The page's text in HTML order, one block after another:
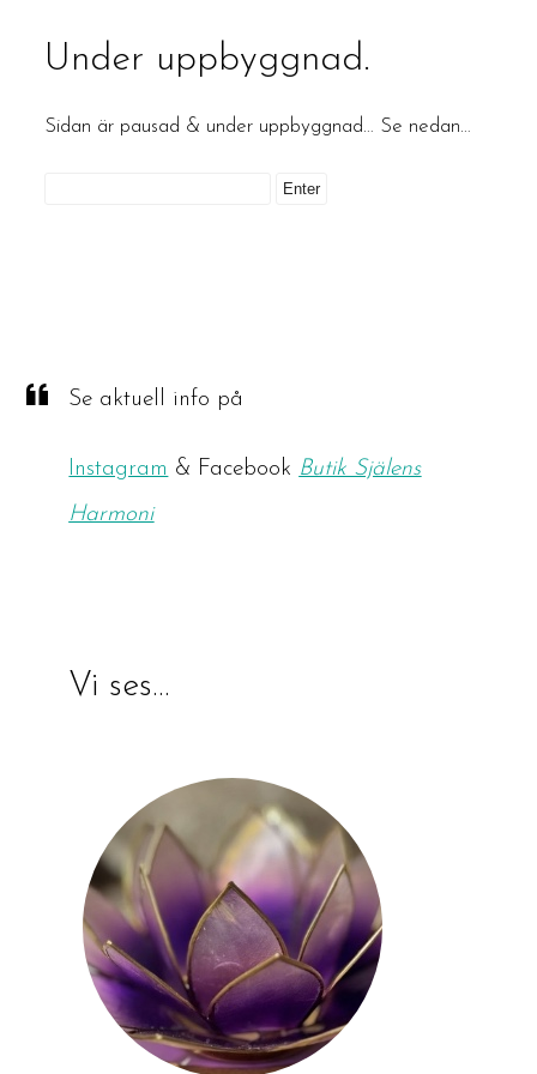
Under uppbyggnad.
Sidan är pausad & under uppbyggnad… Se nedan…
Se aktuell info på
Instagram & Facebook Butik Själens
Harmoni
Vi ses…